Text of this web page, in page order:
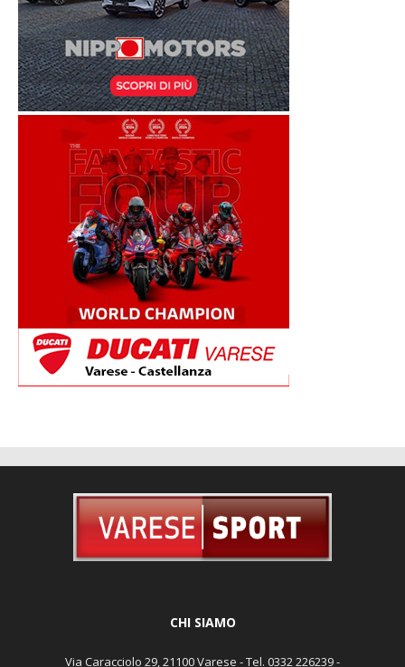
CHI SIAMO
Via Caracciolo 29, 21100 Varese - Tel. 0332 226239 -